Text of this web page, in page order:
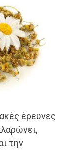
έρευνες
την